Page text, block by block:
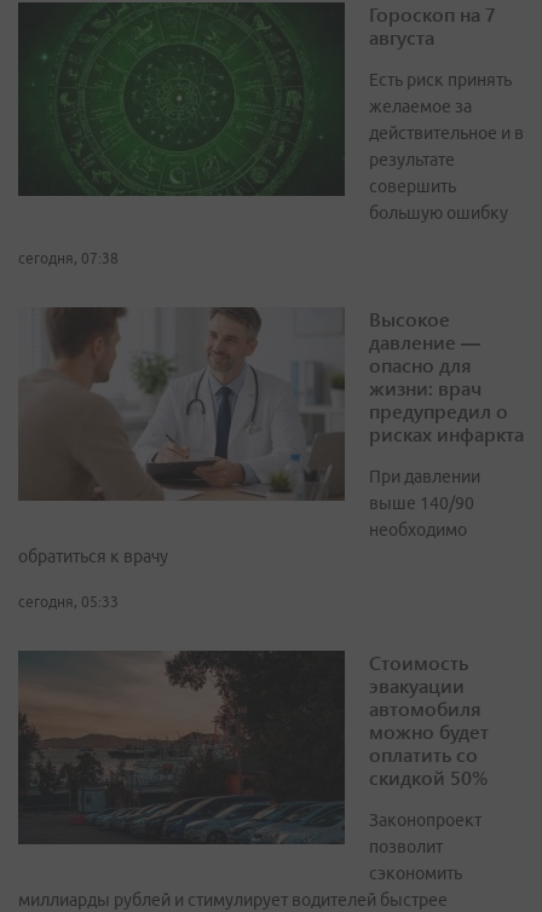
Гороскоп на 7
августа
Есть риск принять
желаемое за
действительное и в
результате
совершить
большую ошибку
сегодня, 07:38
Высокое
давление —
опасно для
жизни: врач
предупредил о
рисках инфаркта
При давлении
выше 140/90
необходимо
обратиться к врачу
сегодня, 05:33
Стоимость
эвакуации
автомобиля
можно будет
оплатить со
скидкой 50%
Законопроект
позволит
сэкономить
миллиарды рублей и стимулирует водителей быстрее